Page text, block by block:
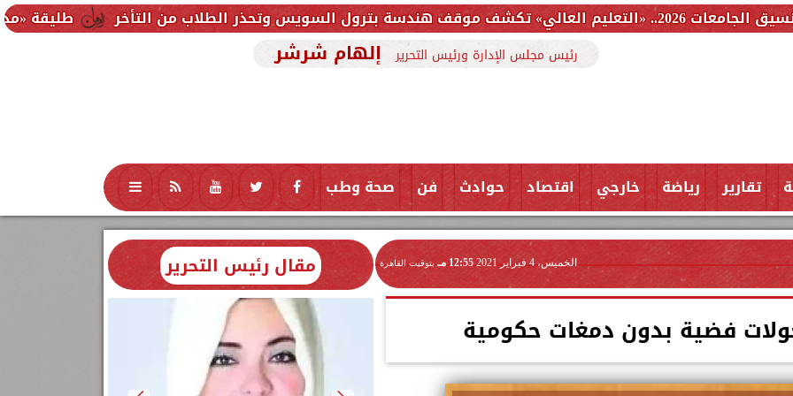
طليقة «مذيع الجنازات» أحمد خليل: «باخد من التأخر
رئيس مجلس الإدارة ورئيس التحرير إلهام شرشر
تقارير رياضة خارجي اقتصاد حوادث فن صحة وطب تكنولوجيا منوعات محافظات
الخميس، 4 فبراير 2021 12:55 مـ بتوقيت القاهرة مقال رئيس التحرير